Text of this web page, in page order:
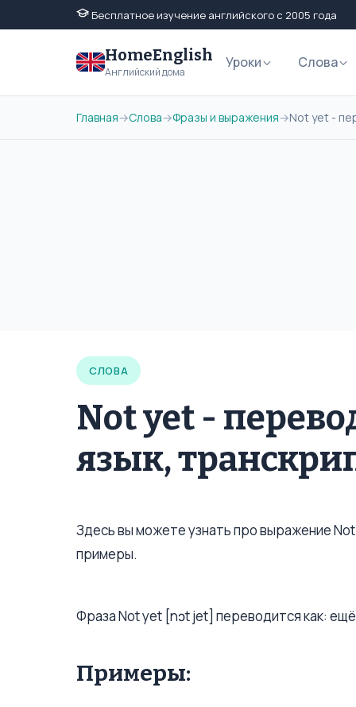
Бесплатное изучение английского с 2005 года
HomeEnglish
Английский дома
Уроки Слова
Главная→Слова→Фразы и выражения→Not yet -
СЛОВА
Not yet -
язык,
Здесь вы можете узнать про выражение
примеры.
Фраза Not yet [nɔt jet] переводится как:
Примеры: